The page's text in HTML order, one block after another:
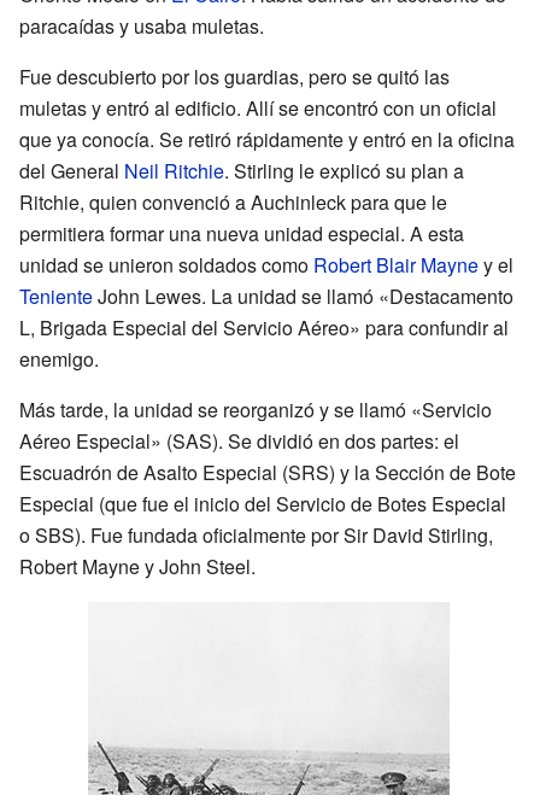
paracaídas y usaba muletas.
Fue descubierto por los guardias, pero se quitó las
muletas y entró al edificio. Allí se encontró con un oficial
que ya conocía. Se retiró rápidamente y entró en la oficina
del General Neil Ritchie. Stirling le explicó su plan a
Ritchie, quien convenció a Auchinleck para que le
permitiera formar una nueva unidad especial. A esta
unidad se unieron soldados como Robert Blair Mayney el
TenienteJohn Lewes. La unidad se llamó «Destacamento
L, Brigada Especial del Servicio Aéreo» para confundir al
enemigo.
Más tarde, la unidad se reorganizó y se llamó «Servicio
Aéreo Especial» (SAS). Se dividió en dos partes: el
Escuadrón de Asalto Especial (SRS) y la Sección de Bote
Especial (que fue el inicio del Servicio de Botes Especial
o SBS). Fue fundada oficialmente por Sir David Stirling,
Robert Mayne y John Steel.